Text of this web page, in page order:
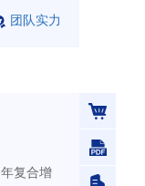
团队实力
复合增